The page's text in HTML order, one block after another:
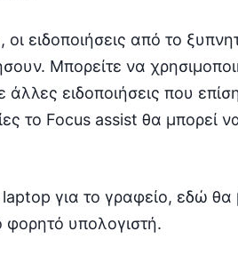
ειδοποιήσεις από το
Μπορείτε να
άλλες ειδοποιήσεις που
το Focus assist θα μπορεί
για το γραφείο, εδώ θα
φορητό υπολογιστή.